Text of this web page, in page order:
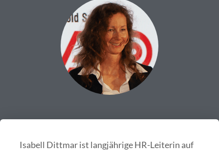
Isabell Dittmar ist langjährige HR-Leiterin auf